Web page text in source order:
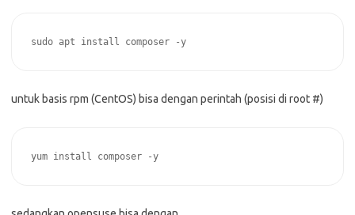
sudo apt install composer -y
untuk basis rpm (CentOS) bisa dengan perintah (posisi di root #)
yum install composer -y